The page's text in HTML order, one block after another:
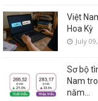
Việt
Hoa Kỳ
July
Sơ bộ
Nam
năm...